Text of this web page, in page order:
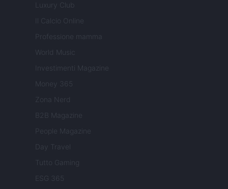
Luxury Club
Il Calcio Online
Professione mamma
World Music
Investimenti Magazine
Money 365
Zona Nerd
B2B Magazine
People Magazine
Day Travel
Tutto Gaming
ESG 365